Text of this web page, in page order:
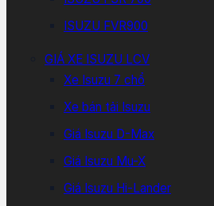
ISUZU FVR900
GIÁ XE ISUZU LCV
Xe Isuzu 7 chổ
Xe bán tải Isuzu
Giá Isuzu D-Max
Giá Isuzu Mu-X
Giá Isuzu Hi-Lander